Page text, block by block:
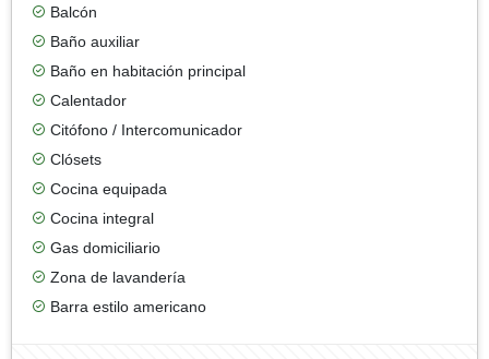
Balcón
Baño auxiliar
Baño en habitación principal
Calentador
Citófono / Intercomunicador
Clósets
Cocina equipada
Cocina integral
Gas domiciliario
Zona de lavandería
Barra estilo americano